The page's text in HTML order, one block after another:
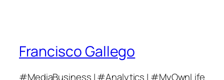
Francisco Gallego
#MediaBusiness | #Analytics | #MyOwnLife